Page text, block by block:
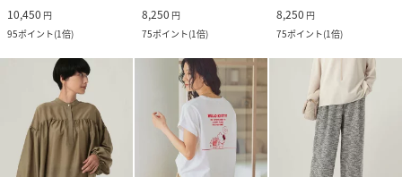
10,450 円
95ポイント(1倍)
8,250 円
75ポイント(1倍)
8,250 円
75ポイント(1倍)